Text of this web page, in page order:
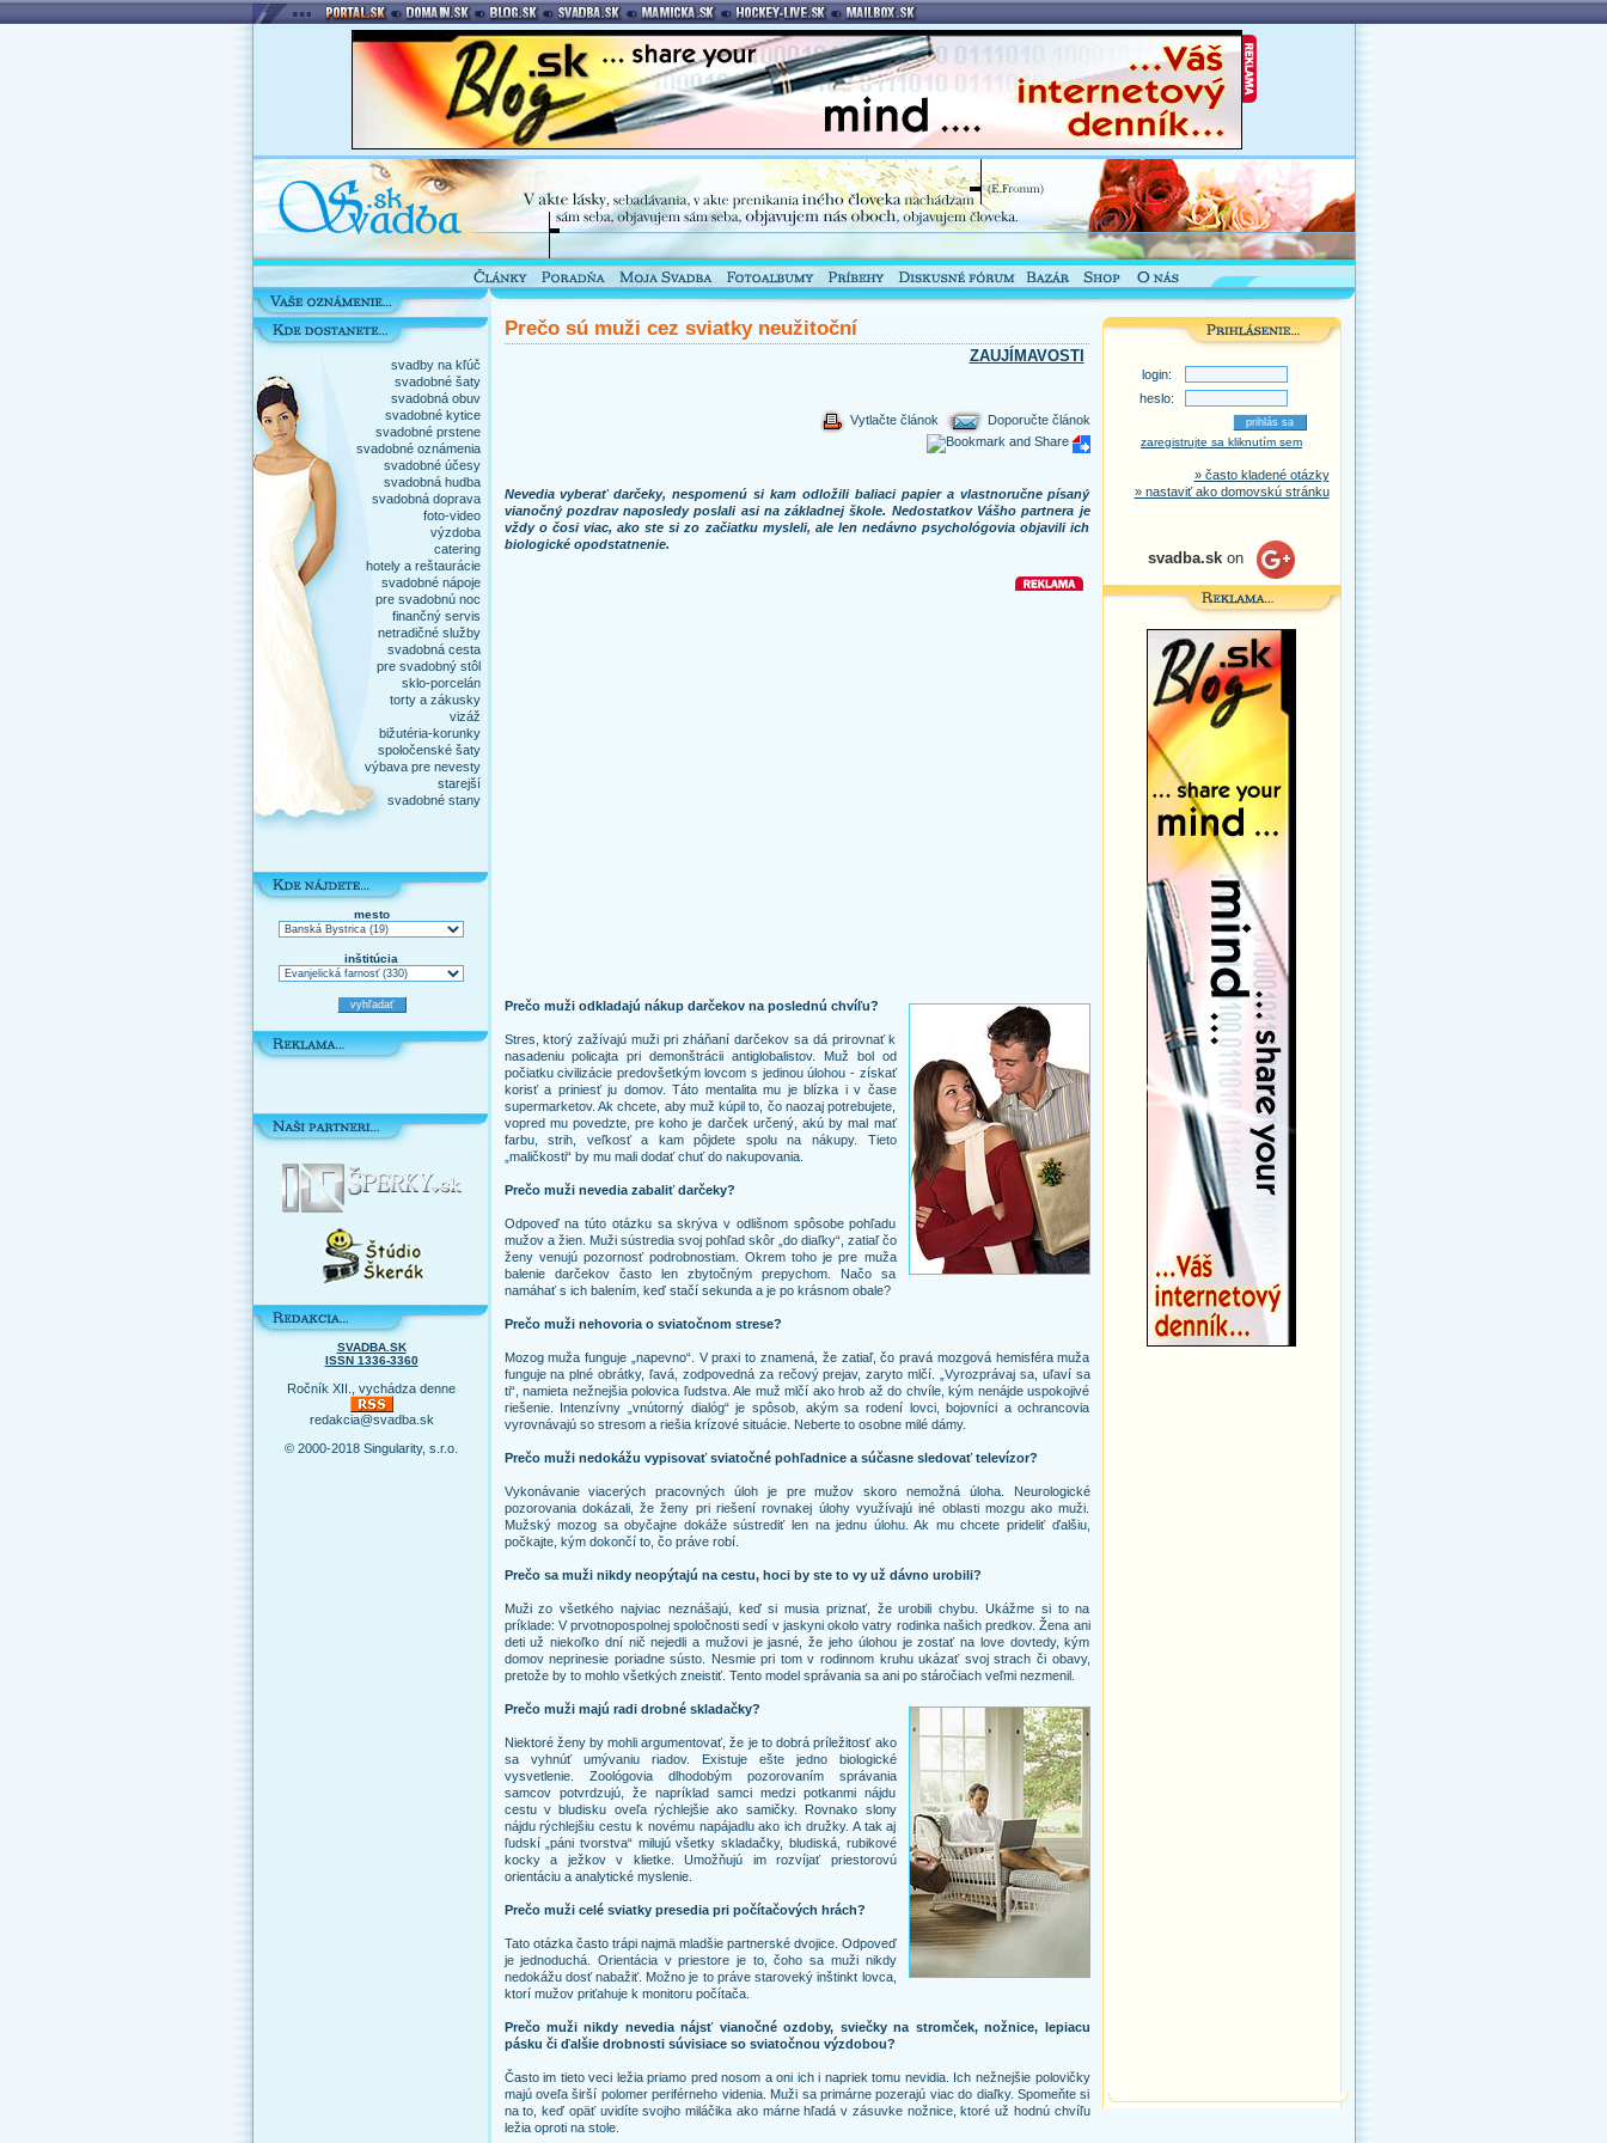
svadby na kľúč
svadobné šaty
svadobná obuv
svadobné kytice
svadobné prstene
svadobné oznámenia
svadobné účesy
svadobná hudba
svadobná doprava
foto-video
výzdoba
catering
hotely a reštaurácie
svadobné nápoje
pre svadobnú noc
finančný servis
netradičné služby
svadobná cesta
pre svadobný stôl
sklo-porcelán
torty a zákusky
vizáž
bižutéria-korunky
spoločenské šaty
výbava pre nevesty
starejší
svadobné stany
mesto
inštitúcia
SVADBA.SK
ISSN 1336-3360
Ročník XII., vychádza denne
redakcia@svadba.sk
© 2000-2018 Singularity, s.r.o.
Prečo sú muži cez sviatky neužitoční
ZAUJÍMAVOSTI
Vytlačte článok Doporučte článok
Nevedia vyberať darčeky, nespomenú si kam odložili baliaci papier a vlastnoručne písaný
vianočný pozdrav naposledy poslali asi na základnej škole. Nedostatkov Vášho partnera je
vždy o čosi viac, ako ste si zo začiatku mysleli, ale len nedávno psychológovia objavili ich
biologické opodstatnenie.
Prečo muži odkladajú nákup darčekov na poslednú chvíľu?
Stres, ktorý zažívajú muži pri zháňaní darčekov sa dá prirovnať k
nasadeniu policajta pri demonštrácii antiglobalistov. Muž bol od
počiatku civilizácie predovšetkým lovcom s jedinou úlohou - získať
korisť a priniesť ju domov. Táto mentalita mu je blízka i v čase
supermarketov. Ak chcete, aby muž kúpil to, čo naozaj potrebujete,
vopred mu povedzte, pre koho je darček určený, akú by mal mať
farbu, strih, veľkosť a kam pôjdete spolu na nákupy. Tieto
„maličkosti“ by mu mali dodať chuť do nakupovania.
Prečo muži nevedia zabaliť darčeky?
Odpoveď na túto otázku sa skrýva v odlišnom spôsobe pohľadu
mužov a žien. Muži sústredia svoj pohľad skôr „do diaľky“, zatiaľ čo
ženy venujú pozornosť podrobnostiam. Okrem toho je pre muža
balenie darčekov často len zbytočným prepychom. Načo sa
namáhať s ich balením, keď stačí sekunda a je po krásnom obale?
Prečo muži nehovoria o sviatočnom strese?
Mozog muža funguje „napevno“. V praxi to znamená, že zatiaľ, čo pravá mozgová hemisféra muža
funguje na plné obrátky, ľavá, zodpovedná za rečový prejav, zaryto mlčí. „Vyrozprávaj sa, uľaví sa
ti“, namieta nežnejšia polovica ľudstva. Ale muž mlčí ako hrob až do chvíle, kým nenájde uspokojivé
riešenie. Intenzívny „vnútorný dialóg“ je spôsob, akým sa rodení lovci, bojovníci a ochrancovia
vyrovnávajú so stresom a riešia krízové situácie. Neberte to osobne milé dámy.
Prečo muži nedokážu vypisovať sviatočné pohľadnice a súčasne sledovať televízor?
Vykonávanie viacerých pracovných úloh je pre mužov skoro nemožná úloha. Neurologické
pozorovania dokázali, že ženy pri riešení rovnakej úlohy využívajú iné oblasti mozgu ako muži.
Mužský mozog sa obyčajne dokáže sústrediť len na jednu úlohu. Ak mu chcete prideliť ďalšiu,
počkajte, kým dokončí to, čo práve robí.
Prečo sa muži nikdy neopýtajú na cestu, hoci by ste to vy už dávno urobili?
Muži zo všetkého najviac neznášajú, keď si musia priznať, že urobili chybu. Ukážme si to na
príklade: V prvotnopospolnej spoločnosti sedí v jaskyni okolo vatry rodinka našich predkov. Žena ani
deti už niekoľko dní nič nejedli a mužovi je jasné, že jeho úlohou je zostať na love dovtedy, kým
domov neprinesie poriadne sústo. Nesmie pri tom v rodinnom kruhu ukázať svoj strach či obavy,
pretože by to mohlo všetkých zneistiť. Tento model správania sa ani po stáročiach veľmi nezmenil.
Prečo muži majú radi drobné skladačky?
Niektoré ženy by mohli argumentovať, že je to dobrá príležitosť ako
sa vyhnúť umývaniu riadov. Existuje ešte jedno biologické
vysvetlenie. Zoológovia dlhodobým pozorovaním správania
samcov potvrdzujú, že napríklad samci medzi potkanmi nájdu
cestu v bludisku oveľa rýchlejšie ako samičky. Rovnako slony
nájdu rýchlejšiu cestu k novému napájadlu ako ich družky. A tak aj
ľudskí „páni tvorstva“ milujú všetky skladačky, bludiská, rubikové
kocky a ježkov v klietke. Umožňujú im rozvíjať priestorovú
orientáciu a analytické myslenie.
Prečo muži celé sviatky presedia pri počítačových hrách?
Tato otázka často trápi najmä mladšie partnerské dvojice. Odpoveď
je jednoduchá. Orientácia v priestore je to, čoho sa muži nikdy
nedokážu dosť nabažiť. Možno je to práve staroveký inštinkt lovca,
ktorí mužov priťahuje k monitoru počítača.
Prečo muži nikdy nevedia nájsť vianočné ozdoby, sviečky na stromček, nožnice, lepiacu
pásku či ďalšie drobnosti súvisiace so sviatočnou výzdobou?
Často im tieto veci ležia priamo pred nosom a oni ich i napriek tomu nevidia. Ich nežnejšie polovičky
majú oveľa širší polomer periférneho videnia. Muži sa primárne pozerajú viac do diaľky. Spomeňte si
na to, keď opäť uvidíte svojho miláčika ako márne hľadá v zásuvke nožnice, ktoré už hodnú chvíľu
ležia oproti na stole.
login:
heslo:
zaregistrujte sa kliknutím sem
» často kladené otázky
» nastaviť ako domovskú stránku
svadba.sk on